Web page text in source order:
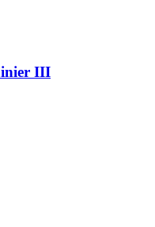
III